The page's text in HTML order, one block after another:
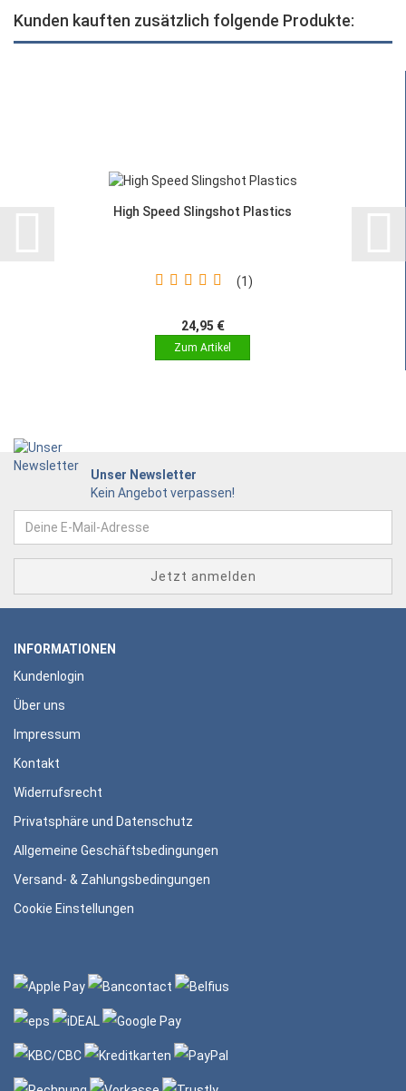
Kunden kauften zusätzlich folgende Produkte:
High Speed Slingshot Plastics
1
24,95 €
Unser Newsletter
Kein Angebot verpassen!
INFORMATIONEN
Kundenlogin
Über uns
Impressum
Kontakt
Widerrufsrecht
Privatsphäre und Datenschutz
Allgemeine Geschäftsbedingungen
Versand- & Zahlungsbedingungen
Cookie Einstellungen